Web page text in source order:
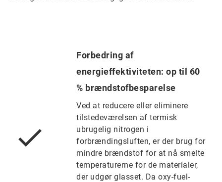
Forbedring af
energieffektiviteten: op til 60
% brændstofbesparelse
Ved at reducere eller eliminere
tilstedeværelsen af termisk
ubrugelig nitrogen i
forbrændingsluften, er der brug for
mindre brændstof for at nå smelte
temperaturerne for de materialer,
der udgør glasset. Da oxy-fuel-